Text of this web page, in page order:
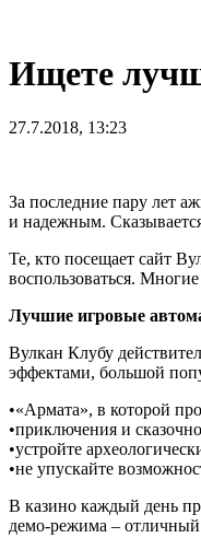
Ищете
27.7.2018, 13:23
За последние пару лет
и надежным.
Те, кто посещает сайт
воспользоваться.
Лучшие игровые
Вулкан Клубу
эффектами, большой
•«Армата», в которой
•приключения и
•устройте
•не упускайте
В казино каждый день
демо-режима – отличный